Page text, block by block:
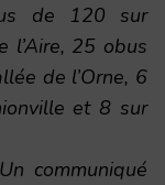
de 120 sur
l’Aire, 25 obus
de l’Orne, 6
et 8 sur
communiqué